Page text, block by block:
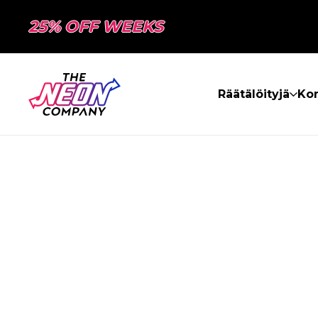
25% OFF WEEKS
Räätälöityjä